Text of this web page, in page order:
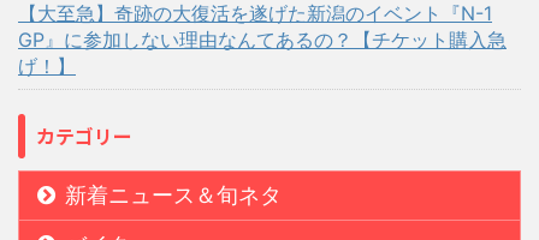
【大至急】奇跡の大復活を遂げた新潟のイベント『N-1
GP』に参加しない理由なんてあるの？【チケット購入急
げ！】
カテゴリー
新着ニュース＆旬ネタ